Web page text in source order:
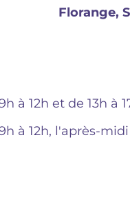
Florange,
à 12h et de 13h à
à 12h, l'après-